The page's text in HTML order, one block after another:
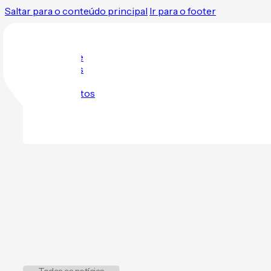
Saltar para o conteúdo principal Ir para o footer
O Clube
Eventos
Contactos